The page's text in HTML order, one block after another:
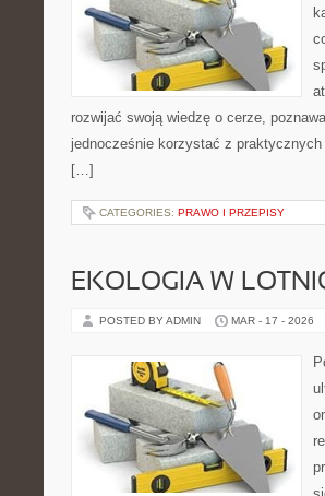
rozwijać swoją wiedzę o cerze,
jednocześnie korzystać z
[…]
CATEGORIES: PRAWO I PRZEPISY
EKOLOGIA W
POSTED BY ADMIN MAR - 17 - 2026